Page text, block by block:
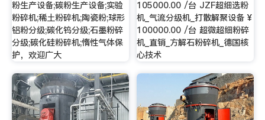
粉生产设备;碳粉生产设备;实验
粉碎机;稀土粉碎机;陶瓷粉;球形
铝粉分级;碳化钨分级;石墨粉碎
分级;碳化硅粉碎机;惰性气体保
护，欢迎广大
105000.00 /台 JZF超细选粉
机_气流分级机_打散解聚设备 ¥
100000.00 /台 超微超细粉碎
机_直销_方解石粉碎机_德国核
心技术